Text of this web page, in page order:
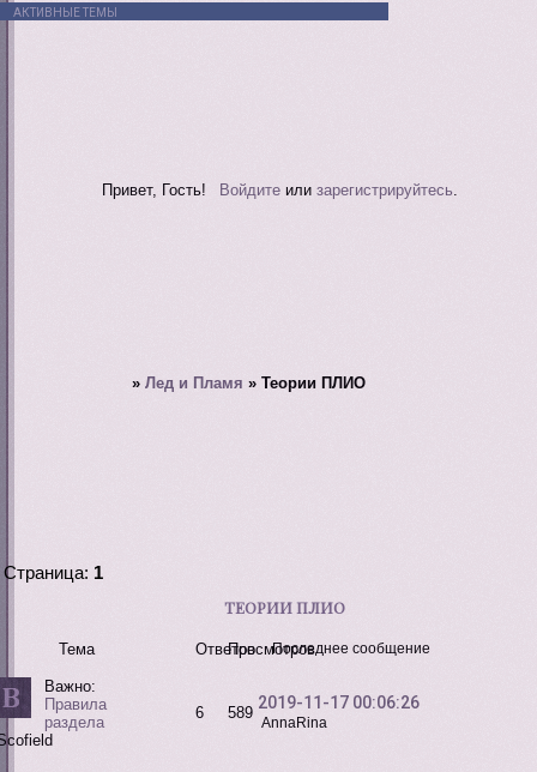
АКТИВНЫЕ ТЕМЫ
Привет, Гость! Войдитеили зарегистрируйтесь.
»Лед и Пламя »Теории ПЛИО
ТЕОРИИ ПЛИО
Страница: 1
Тема ОтветовПросмотровПоследнее сообщение
Важно:
Правила
раздела
6 589
2019-11-17 00:06:26
AnnaRina